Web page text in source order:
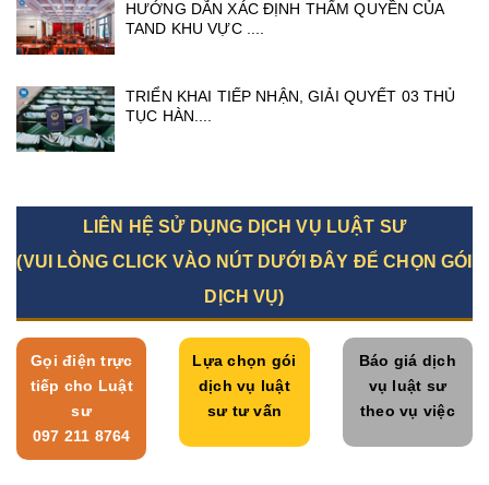
HƯỚNG DẪN XÁC ĐỊNH THẨM QUYỀN CỦA
TAND KHU VỰC ....
TRIỂN KHAI TIẾP NHẬN, GIẢI QUYẾT 03 THỦ
TỤC HÀN....
LIÊN HỆ SỬ DỤNG DỊCH VỤ LUẬT SƯ
(VUI LÒNG CLICK VÀO NÚT DƯỚI ĐÂY ĐỂ CHỌN GÓI
DỊCH VỤ)
Gọi điện trực
tiếp cho Luật
sư
097 211 8764
Lựa chọn gói
dịch vụ luật
sư tư vấn
Báo giá dịch
vụ luật sư
theo vụ việc